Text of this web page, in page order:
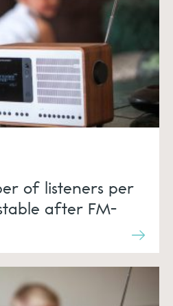
of listeners per
after FM-